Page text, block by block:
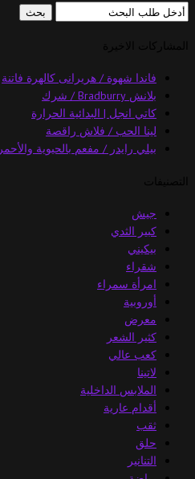
فاندا شهوة / هريرانى كالهرة فاتنة
بلانش Bradburry / شرك
كاتي انجل | البدائية الحرارة
لينا الحب / فلاش راقصة
بيلي رايدر / مفعم بالحيوية والأحمر
جيش
كبير الثدي
بيكيني
شقراء
امرأة سمراء
أوروبية
معرض
كثير الشعر
كعب عالي
لاتينا
الملابس الداخلية
أقدام عارية
ثقب
حلق
التنانير